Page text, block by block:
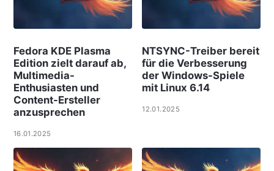
Fedora KDE Plasma
Edition zielt darauf ab,
Multimedia-
Enthusiasten und
Content-Ersteller
anzusprechen
16.01.2025
NTSYNC-Treiber bereit
für die Verbesserung
der Windows-Spiele
mit Linux 6.14
12.01.2025